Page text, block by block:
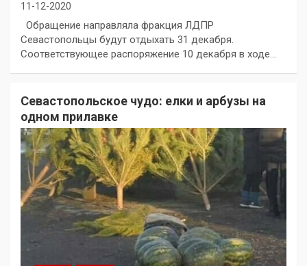
11-12-2020
Обращение направляла фракция ЛДПР
Севастопольцы будут отдыхать 31 декабря.
Соответствующее распоряжение 10 декабря в ходе…
Севастопольское чудо: елки и арбузы на
одном прилавке